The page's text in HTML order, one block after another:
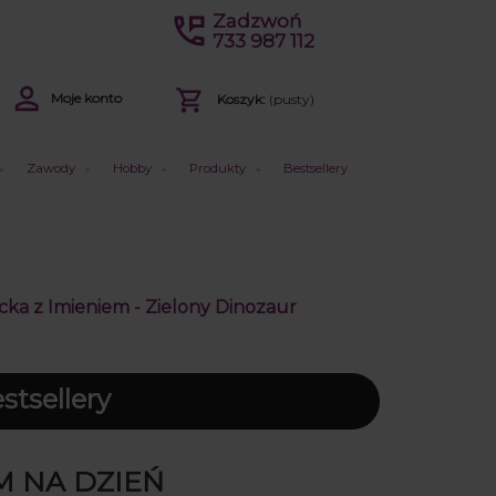
Zadzwoń
733 987 112
Koszyk: (pusty)
Moje konto
Zawody Hobby Produkty Bestsellery
z Imieniem - Zielony Dinozaur
NA DZIEŃ